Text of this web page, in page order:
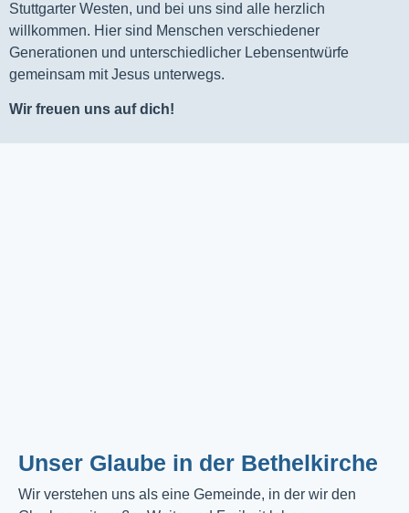
Stuttgarter Westen, und bei uns sind alle herzlich
willkommen. Hier sind Menschen verschiedener
Generationen und unterschiedlicher Lebensentwürfe
gemeinsam mit Jesus unterwegs.
Wir freuen uns auf dich!
Unser Glaube in der Bethelkirche
Wir verstehen uns als eine Gemeinde, in der wir den